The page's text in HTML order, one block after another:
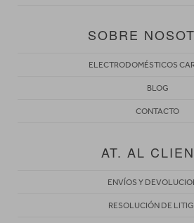
SOBRE
ELECTRODOMÉSTICOS
BLOG
CONTACTO
AT. AL
ENVÍOS Y
RESOLUCIÓN DE